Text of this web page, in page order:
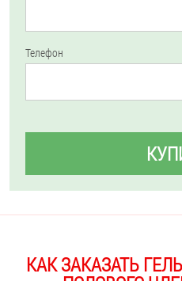
Телефон
КАК ЗАКАЗАТЬ